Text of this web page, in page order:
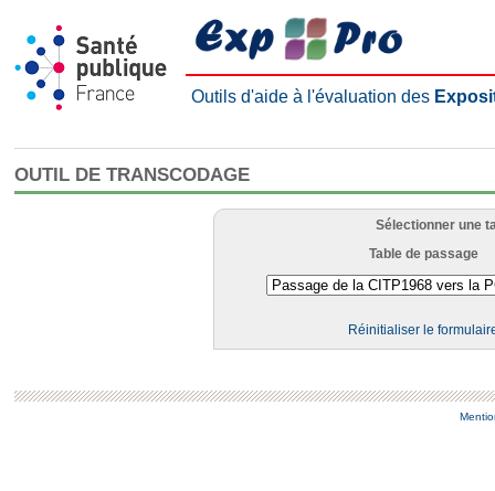
Outils d'aide à l'évaluation des
OUTIL DE TRANSCODAGE
Sélectionner une
Table de passage
Réinitialiser le